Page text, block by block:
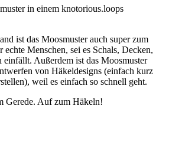
ist das Moosmuster auch super zum
Menschen, sei es Schals, Decken,
Außerdem ist das Moosmuster
von Häkeldesigns (einfach kurz
weil es einfach so schnell geht.
Gerede. Auf zum Häkeln!